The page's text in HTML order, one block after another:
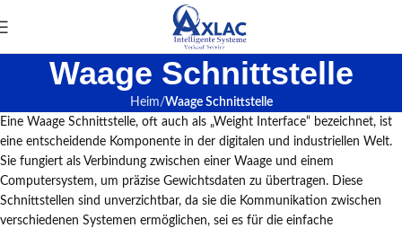
Waage Schnittstelle
Heim Waage Schnittstelle
Eine Waage Schnittstelle, oft auch als „Weight Interface“ bezeichnet, ist
eine entscheidende Komponente in der digitalen und industriellen Welt.
Sie fungiert als Verbindung zwischen einer Waage und einem
Computersystem, um präzise Gewichtsdaten zu übertragen. Diese
Schnittstellen sind unverzichtbar, da sie die Kommunikation zwischen
verschiedenen Systemen ermöglichen, sei es für die einfache